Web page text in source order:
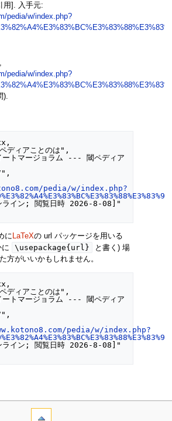
用]. 入手元:
pedia/w/index.php?
pedia/w/index.php?
).
pedia/w/index.php?
に LaTeXの url パッケージを用いる
\usepackage{url}
と書く) 場
方がいいかもしれません。
pedia/w/index.php?